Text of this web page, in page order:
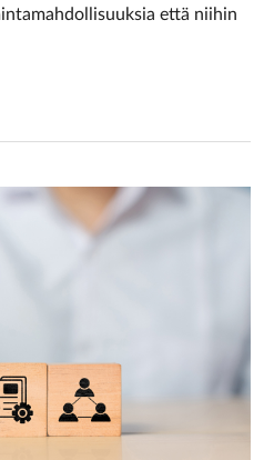
että niihin